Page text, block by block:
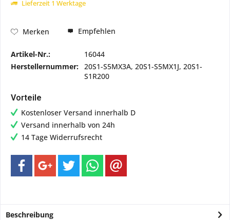
Lieferzeit 1 Werktage
Merken Empfehlen
Artikel-Nr.:
16044
Herstellernummer: 20S1-S5MX3A, 20S1-S5MX1J, 20S1-
S1R200
Vorteile
Kostenloser Versand innerhalb D
Versand innerhalb von 24h
14 Tage Widerrufsrecht
Beschreibung